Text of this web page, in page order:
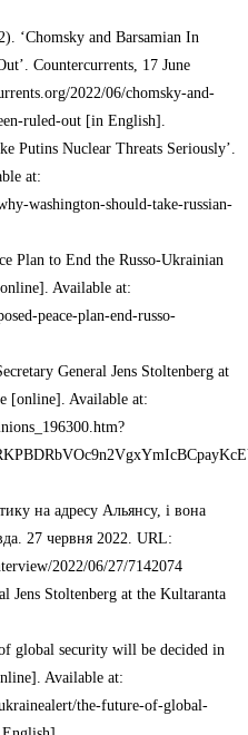
‘Chomsky and Barsamian In
Countercurrents, 17 June
2022/06/chomsky-and-
ruled-out [in English].
Putins Nuclear Threats Seriously’.
at:
washington-should-take-russian-
Plan to End the Russo-Ukrainian
Available at:
peace-plan-end-russo-
General Jens Stoltenberg at
[online]. Available at:
на адресу Альянсу, і вона
27 червня 2022. URL:
2022/06/27/7142074
Jens Stoltenberg at the Kultaranta
global security will be decided in
Available at:
the-future-of-global-